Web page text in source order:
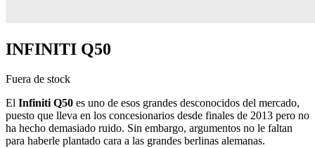
INFINITI Q50
Fuera de stock
El Infiniti Q50 es uno de esos grandes desconocidos del mercado,
puesto que lleva en los concesionarios desde finales de 2013 pero no
ha hecho demasiado ruido. Sin embargo, argumentos no le faltan
para haberle plantado cara a las grandes berlinas alemanas.